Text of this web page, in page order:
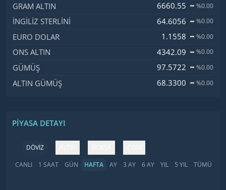
GRAM ALTIN 6660.55 %0.00
İNGILIZ STERLINI 64.6056 %0.00
EURO DOLAR 1.1558 %0.00
ONS ALTIN 4342.09 %0.00
GÜMÜŞ 97.5722 %0.00
ALTIN GÜMÜŞ 68.3300 %0.00
PIYASA DETAYI
DÖVİZ
CANLI
1 SAAT GÜN HAFTA AY 3 AY 6 AY YIL 5 YIL TÜMÜ